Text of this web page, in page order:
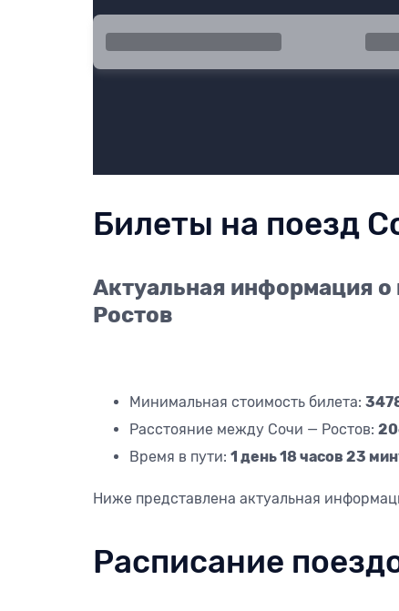
Билеты на поезд
Актуальная информация о
Ростов
Минимальная стоимость билета:
Расстояние между Сочи — Ростов:
Время в пути: 1 день 18 часов 23
Ниже представлена актуальная
Расписание